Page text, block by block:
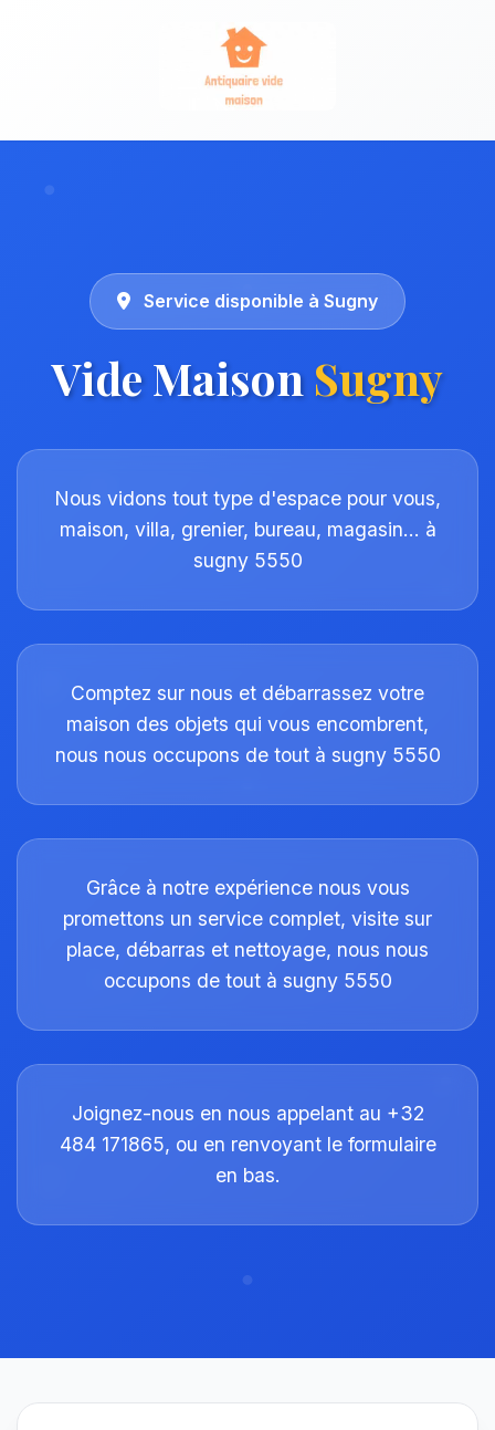
Service disponible à Sugny
Vide Maison Sugny
Nous vidons tout type d'espace pour vous,
maison, villa, grenier, bureau, magasin… à
sugny 5550
Comptez sur nous et débarrassez votre
maison des objets qui vous encombrent,
nous nous occupons de tout à sugny 5550
Grâce à notre expérience nous vous
promettons un service complet, visite sur
place, débarras et nettoyage, nous nous
occupons de tout à sugny 5550
Joignez-nous en nous appelant au +32
484 171865, ou en renvoyant le formulaire
en bas.